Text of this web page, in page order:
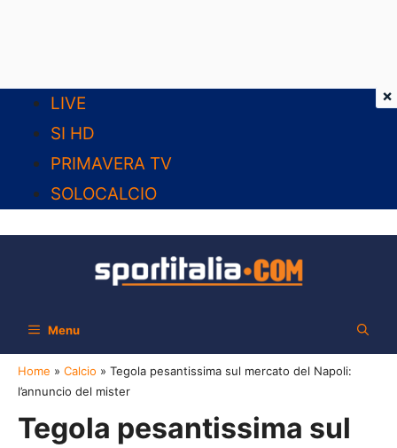
contenuto
LIVE
SI HD
PRIMAVERA TV
SOLOCALCIO
Menu
Home » Calcio » Tegola pesantissima sul mercato del Napoli:
l’annuncio del mister
Tegola pesantissima sul
×